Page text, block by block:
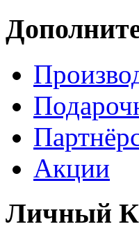
Акции
Личный